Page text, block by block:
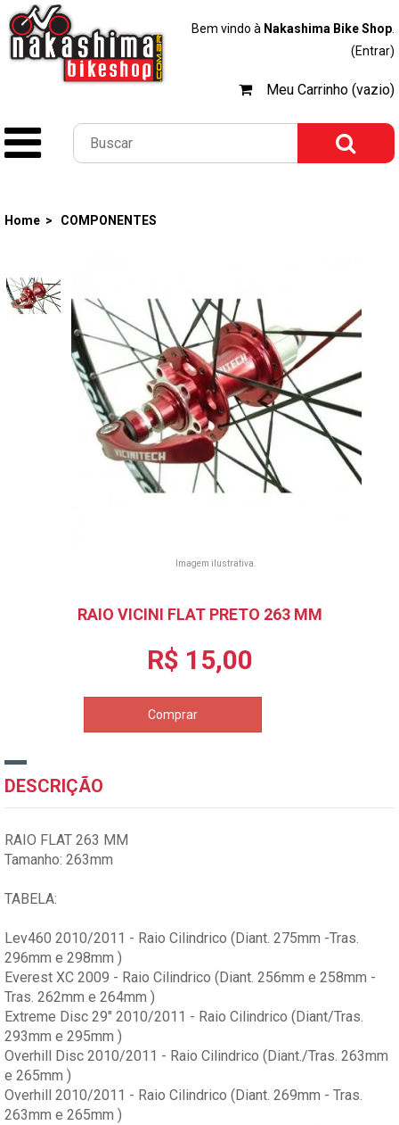
Bem vindo à Nakashima Bike Shop.
(Entrar)
Meu Carrinho (vazio)
Home > COMPONENTES
Imagem ilustrativa.
RAIO VICINI FLAT PRETO 263 MM
R$ 15,00
Comprar
DESCRIÇÃO
RAIO FLAT 263 MM
Tamanho: 263mm
TABELA:
Lev460 2010/2011 - Raio Cilindrico (Diant. 275mm -Tras.
296mm e 298mm )
Everest XC 2009 - Raio Cilindrico (Diant. 256mm e 258mm -
Tras. 262mm e 264mm )
Extreme Disc 29" 2010/2011 - Raio Cilindrico (Diant/Tras.
293mm e 295mm )
Overhill Disc 2010/2011 - Raio Cilindrico (Diant./Tras. 263mm
e 265mm )
Overhill 2010/2011 - Raio Cilindrico (Diant. 269mm - Tras.
263mm e 265mm )